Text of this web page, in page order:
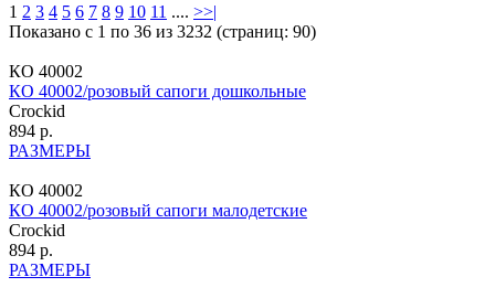
1 2 3 4 5 6 7 8 9 10 11 .... >>|
Показано с 1 по 36 из 3232 (страниц: 90)
КО 40002
КО 40002/розовый сапоги дошкольные
Crockid
894 р.
РАЗМЕРЫ
КО 40002
КО 40002/розовый сапоги малодетские
Crockid
894 р.
РАЗМЕРЫ